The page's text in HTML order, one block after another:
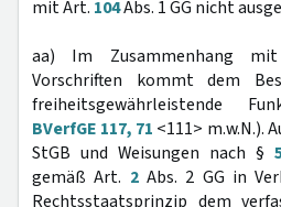
mit Art. 104Abs. 1 GG nicht
aa) Im Zusammenhang
Vorschriften kommt dem
freiheitsgewährleistende
BVerfGE 117, 71 <111> m.w.N.).
StGB und Weisungen nach §
gemäß Art. 2Abs. 2 GG in
Rechtsstaatsprinzip dem